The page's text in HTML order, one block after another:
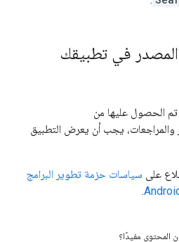
في تطبيقك
عليها من
يجب أن يعرض التطبيق
علىسياسات حزمة تطوير البرامج
.
مفيدًا؟